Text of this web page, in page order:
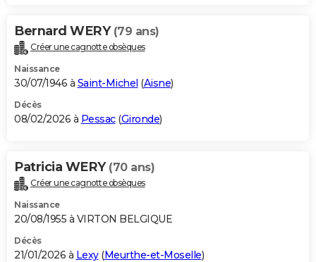
Bricolage
Lifestyle
Culture
Sport
Auto
Television
Voyage
Cinema
Bernard WERY (79 ans)
Créer une cagnotte obsèques
Naissance
30/07/1946 à Saint-Michel (Aisne)
Décès
08/02/2026 à Pessac(Gironde)
Patricia WERY (70 ans)
Créer une cagnotte obsèques
Naissance
20/08/1955 à VIRTON BELGIQUE
Décès
21/01/2026 à Lexy(Meurthe-et-Moselle)